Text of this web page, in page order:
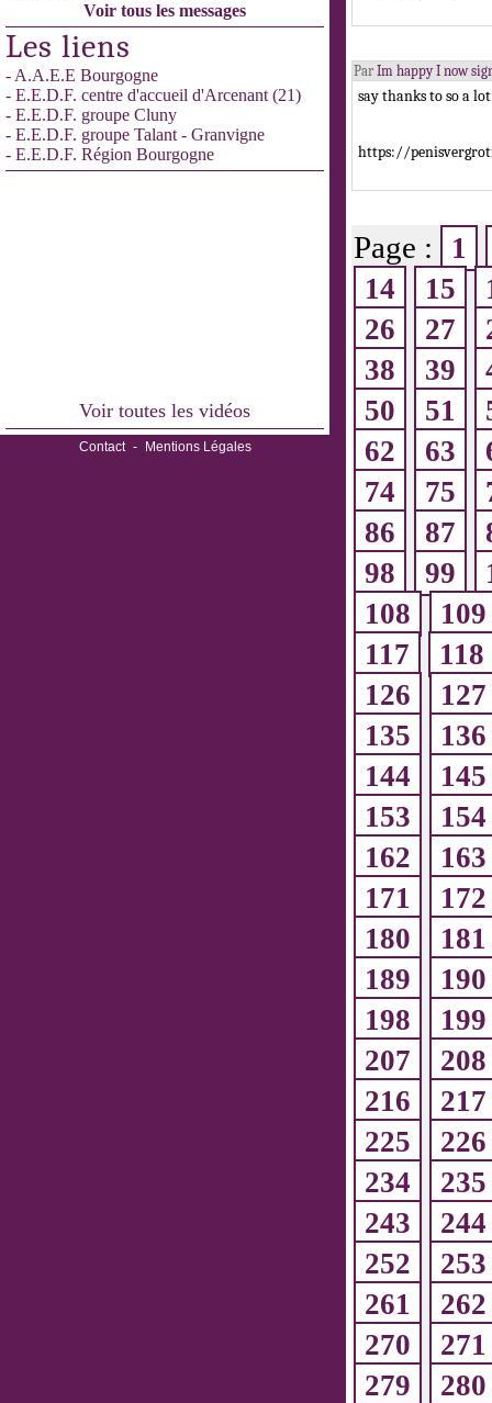
Voir tous les messages
Les liens
- A.A.E.E Bourgogne
- E.E.D.F. centre d'accueil d'Arcenant (21)
- E.E.D.F. groupe Cluny
- E.E.D.F. groupe Talant - Granvigne
- E.E.D.F. Région Bourgogne
Voir toutes les vidéos
Contact - Mentions Légales
Par Im happy I now
say thanks to so a
https://
Page :
1
14
15
26
27
38
39
50
51
62
63
74
75
86
87
98
99
108
109
117
118
126
127
135
136
144
145
153
154
162
163
171
172
180
181
189
190
198
199
207
208
216
217
225
226
234
235
243
244
252
253
261
262
270
271
279
280